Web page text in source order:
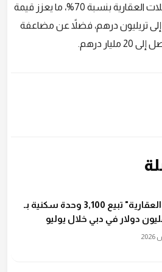
تتمثل في زيادة حجم التعاملات العقارية بنسبة 70%، ما يعزز قيمة
إلى تريليون درهم، فضلاً عن مضاعفة
درهم.
"عزيزي العقارية" تبيع 3,100 وحدة سكنية بـ